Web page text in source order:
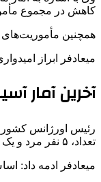
کاهش در مجموع
همچنین مأموریت‌های مرتبط
میعادفر ابراز امیدواری کرد که در نوروز ۱۴۰۴ این
آخرین آمار آسیب‌های
تعداد، ۵ نفر مرد و یک کودک ۳ ساله بوده است.
میعادفر ادمه داد: اساس این آمار، تاکنون ۶۰ نفر همچنان در بیمارستان بستری هستند که نشان می‌دهد